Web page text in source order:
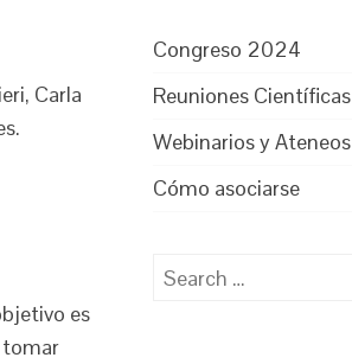
Carla
es
tomar
Congreso 2024
Reuniones Científicas
Webinarios y Ateneos
Cómo asociarse
Search